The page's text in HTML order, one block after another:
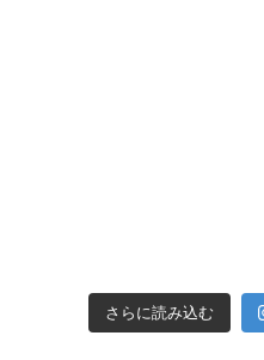
さらに読み込む